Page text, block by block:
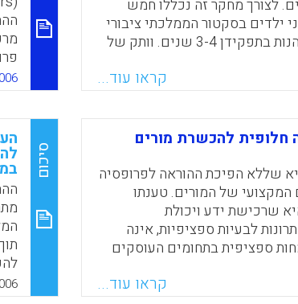
לצורך מחקר זה נכללו חמש
ילדים בסקטור הממלכתי ציבורי
ממחוז מרכז ודרום, המכהנות בתפקידן 3-4 שנים. וותק של
לקריירה ועוברות לשלב
והחוויות וההתנסויות אותן הן
עימן, אותנטיות ועוצמתיות.
קראו עוד...
4. אתיקה מקצועית(רבקה לזובסקי, אביבה שמעוני)
חלופית להכשרת מורים
שללא הפיכת ההוראה לפרופסיה
של המורים. טענתו
שרכישת ידע ויכולת
לבעיות ספציפיות, אינה
ספציפית בתחומים העוסקים
מומחים צריכה להיעשות
קראו עוד...
סיכום